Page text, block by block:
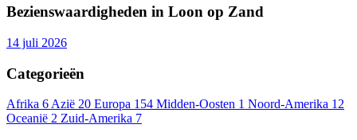
Bezienswaardigheden in Loon op Zand
14 juli 2026
Categorieën
Afrika 6Azië 20 Europa 154 Midden-Oosten 1 Noord-Amerika 12
Oceanië 2 Zuid-Amerika 7